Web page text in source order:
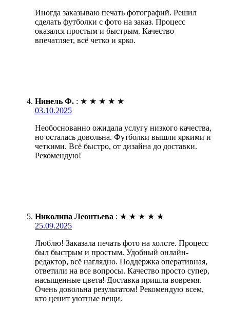
Иногда заказываю печать фотографий. Решил
сделать футболки с фото на заказ. Процесс
оказался простым и быстрым. Качество
впечатляет, всё четко и ярко.
Нинель Ф. : ★ ★ ★ ★ ★
03.10.2025
Необоснованно ожидала услугу низкого качества,
но осталась довольна. Футболки вышли яркими и
четкими. Всё быстро, от дизайна до доставки.
Рекомендую!
Николина Леонтьева : ★ ★ ★ ★ ★
25.09.2025
Люблю! Заказала печать фото на холсте. Процесс
был быстрым и простым. Удобный онлайн-
редактор, всё наглядно. Поддержка оперативная,
ответили на все вопросы. Качество просто супер,
насыщенные цвета! Доставка пришла вовремя.
Очень довольна результатом! Рекомендую всем,
кто ценит уютные вещи.